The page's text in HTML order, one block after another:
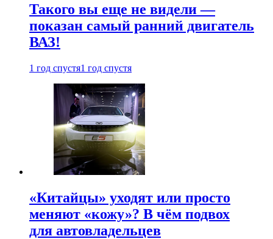
Такого вы еще не видели —
показан самый ранний двигатель
ВАЗ!
1 год спустя1 год спустя
«Китайцы» уходят или просто
меняют «кожу»? В чём подвох
для автовладельцев